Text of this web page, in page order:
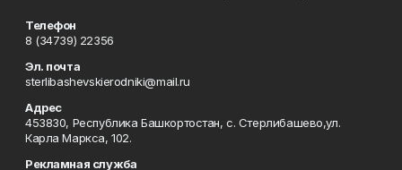
Телефон
8 (34739) 22356
Эл. почта
sterlibashevskierodniki@mail.ru
Адрес
453830, Республика Башкортостан, c. Стерлибашево,ул.
Карла Маркса, 102.
Рекламная служба